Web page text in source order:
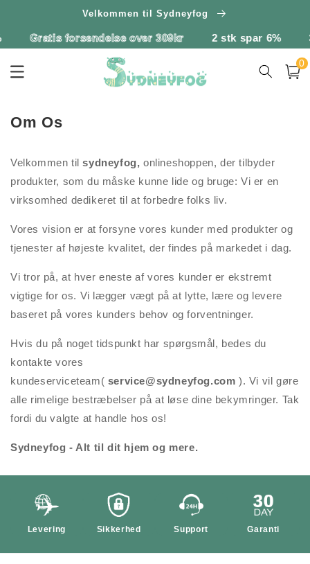
Velkommen til Sydneyfog
Gratis forsendelse over 309kr 2 stk spar 6%
0
Om Os
Velkommen til sydneyfog, onlineshoppen, der tilbyder
produkter, som du måske kunne lide og bruge: Vi er en
virksomhed dedikeret til at forbedre folks liv.
Vores vision er at forsyne vores kunder med produkter og
tjenester af højeste kvalitet, der findes på markedet i dag.
Vi tror på, at hver eneste af vores kunder er ekstremt
vigtige for os. Vi lægger vægt på at lytte, lære og levere
baseret på vores kunders behov og forventninger.
Hvis du på noget tidspunkt har spørgsmål, bedes du
kontakte vores
kundeserviceteam( service@sydneyfog.com ). Vi vil gøre
alle rimelige bestræbelser på at løse dine bekymringer. Tak
fordi du valgte at handle hos os!
Sydneyfog - Alt til dit hjem og mere.
Levering Sikkerhed Support Garanti